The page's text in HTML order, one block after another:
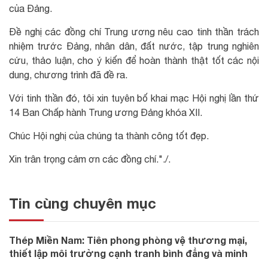
của Đảng.
Đề nghị các đồng chí Trung ương nêu cao tinh thần trách
nhiệm trước Đảng, nhân dân, đất nước, tập trung nghiên
cứu, thảo luận, cho ý kiến để hoàn thành thật tốt các nội
dung, chương trình đã đề ra.
Với tinh thần đó, tôi xin tuyên bố khai mạc Hội nghị lần thứ
14 Ban Chấp hành Trung ương Đảng khóa XII.
Chúc Hội nghị của chúng ta thành công tốt đẹp.
Xin trân trọng cảm ơn các đồng chí."./.
Tin cùng chuyên mục
Thép Miền Nam: Tiên phong phòng vệ thương mại,
thiết lập môi trường cạnh tranh bình đẳng và minh